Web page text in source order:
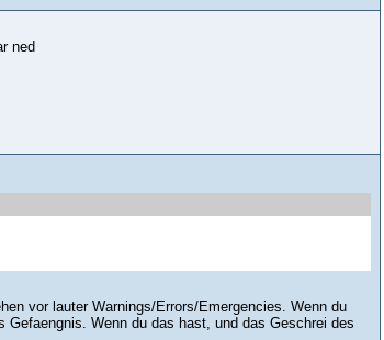
ned
vor lauter Warnings/Errors/Emergencies. Wenn du
Wenn du das hast, und das Geschrei des